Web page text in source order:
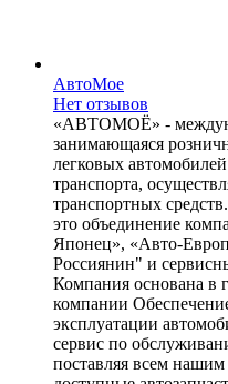
АвтоМое
Нет отзывов
«АВТОМОЁ» -
занимающаяся
легковых
транспорта,
транспортных
это объединение
Японец», «Авто-
Россиянин" и
Компания основана в
компании
эксплуатации
сервис по
поставляя всем